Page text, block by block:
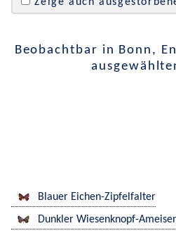
Beobachtbar in Bonn,
Blauer Eichen-Zipfelfalter
Dunkler Wiesenknopf-